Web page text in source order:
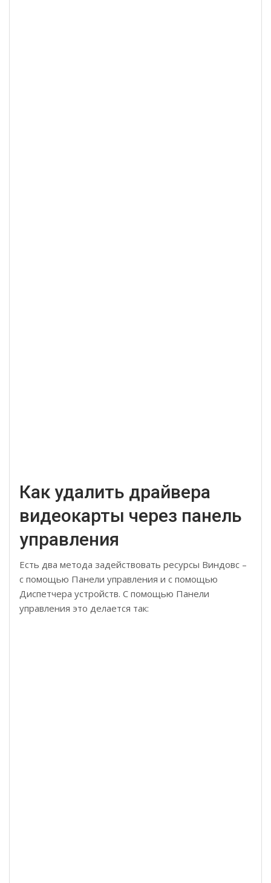
Как удалить драйвера
видеокарты через панель
управления
Есть два метода задействовать ресурсы Виндовс –
с помощью Панели управления и с помощью
Диспетчера устройств. С помощью Панели
управления это делается так: